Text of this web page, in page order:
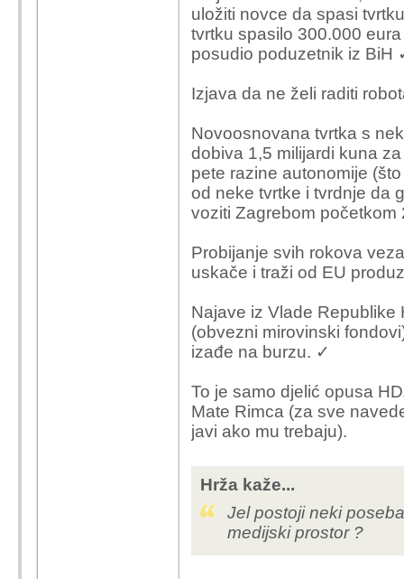
uložiti novce da spasi
tvrtku spasilo 300.000
posudio poduzetnik iz BiH
Izjava da ne želi raditi
Novoosnovana tvrtka s
dobiva 1,5 milijardi kuna
pete razine autonomije
od neke tvrtke i tvrdnje da
voziti Zagrebom
Probijanje svih rokova
uskače i traži od EU
Najave iz Vlade Republike
(obvezni mirovinski
izađe na burzu. ✓
To je samo djelić opusa
Mate Rimca (za sve
javi ako mu trebaju).
Hrža kaže...
Jel postoji neki
medijski prostor ?